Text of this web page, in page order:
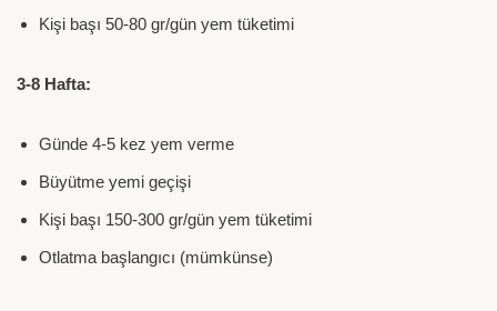
Kişi başı 50-80 gr/gün yem tüketimi
3-8 Hafta:
Günde 4-5 kez yem verme
Büyütme yemi geçişi
Kişi başı 150-300 gr/gün yem tüketimi
Otlatma başlangıcı (mümkünse)